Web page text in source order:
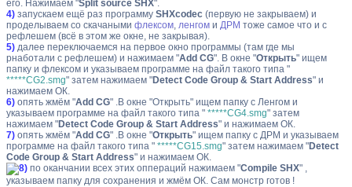
его. Нажимаем "Split source SHX".
4) запускаем ещё раз программу SHXcodec (первую не закрываем) и
проделываем со скачаными флексом ленгом и ДРМ тоже самое что и с
рефлешем (всё в этом же окне, не закрывая).
5) далее переключаемся на первое окно программы (там где мы
рнаботали с рефлешем) и нажимаем "Add CG". В окне "Открыть" ищем
папку и флексом и указываем программе на файл такого типа "
*****CG2.smg" затем нажимаем "Detect Code Group & Start Address" и
нажимаем ОК.
6) опять жмём "Add CG" .В окне "Открыть" ищем папку с Ленгом и
указываем программе на файл такого типа " *****CG4.smg" затем
нажимаем "Detect Code Group & Start Address" и нажимаем ОК.
7) опять жмём "Add CG" .В окне "Открыть" ищем папку с ДРМ и указываем
программе на файл такого типа " *****CG15.smg" затем нажимаем "Detect
Code Group & Start Address" и нажимаем ОК.
по оканчании всех этих оппераций нажимаем "Compile SHX" ,
указываем папку для сохранения и жмём ОК. Сам монстр готов !